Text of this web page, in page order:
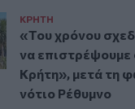
ΚΡΗΤΗ
«Του χρόνου
να επιστρέψουμε
Κρήτη», μετά τη
νότιο Ρέθυμνο